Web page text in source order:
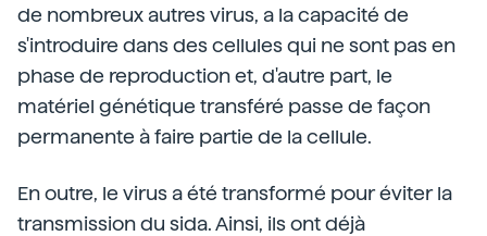
de nombreux autres virus, a la capacité de
s'introduire dans des cellules qui ne sont pas en
phase de reproduction et, d'autre part, le
matériel génétique transféré passe de façon
permanente à faire partie de la cellule.
En outre, le virus a été transformé pour éviter la
transmission du sida. Ainsi, ils ont déjà